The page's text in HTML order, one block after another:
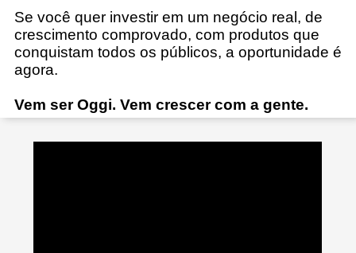
Se você quer investir em um negócio real, de
crescimento comprovado, com produtos que
conquistam todos os públicos, a oportunidade é
agora.
Vem ser Oggi. Vem crescer com a gente.